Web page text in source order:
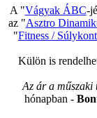
A "Vágyak ÁBC-
az "Asztro
"Fitness /
Külön is
Az ár a műszaki
hónapban -